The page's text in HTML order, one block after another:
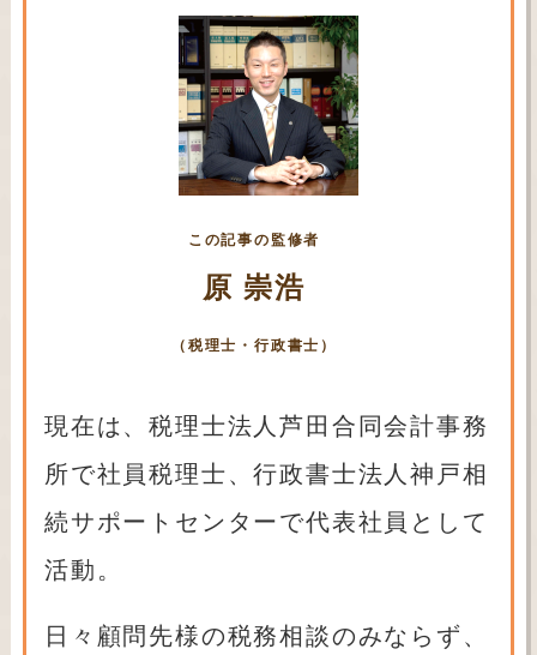
この記事の監修者
原 崇浩
（税理士・行政書士）
現在は、税理士法人芦田合同会計事務
所で社員税理士、行政書士法人神戸相
続サポートセンターで代表社員として
活動。
日々顧問先様の税務相談のみならず、